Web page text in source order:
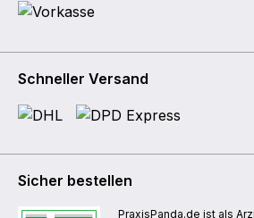
Schneller Versand
Sicher bestellen
PraxisPanda.de ist als